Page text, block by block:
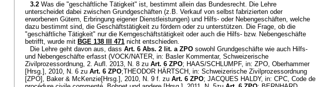
3.2 Was die "geschäftliche Tätigkeit" ist, bestimmt allein das Bundesrecht. Die Lehre
unterscheidet dabei zwischen Grundgeschäften (z.B. Verkauf von selbst fabrizierten oder
erworbenen Gütern, Erbringung eigener Dienstleistungen) und Hilfs- oder Nebengeschäften, welche
dazu bestimmt sind, die Geschäftstätigkeit zu fördern oder zu unterstützen. Die Frage, ob die
"geschäftliche Tätigkeit" nur die Kerngeschäftstätigkeit oder auch die Hilfs- bzw. Nebengeschäfte
betrifft, wurde mit BGE 138 III 471 nicht entschieden.
Die Lehre geht davon aus, dass Art. 6 Abs. 2 lit. a ZPO sowohl Grundgeschäfte wie auch Hilfs-
und Nebengeschäfte erfasst (VOCK/NATER, in: Basler Kommentar, Schweizerische
Zivilprozessordnung, 2. Aufl. 2013, N. 8 zu Art. 6 ZPO; HAAS/SCHLUMPF, in: ZPO, Oberhammer
[Hrsg.], 2010, N. 6 zu Art. 6 ZPO;THEODOR HÄRTSCH, in: Schweizerische Zivilprozessordnung
[ZPO], Baker & McKenzie[Hrsg.], 2010, N. 9 f. zu Art. 6 ZPO; JACQUES HALDY, in: CPC, Code de